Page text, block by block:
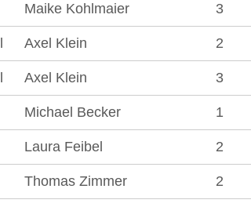
Maike Kohlmaier 3
Axel Klein 2
Axel Klein 3
Michael Becker 1
Laura Feibel 2
Thomas Zimmer 2